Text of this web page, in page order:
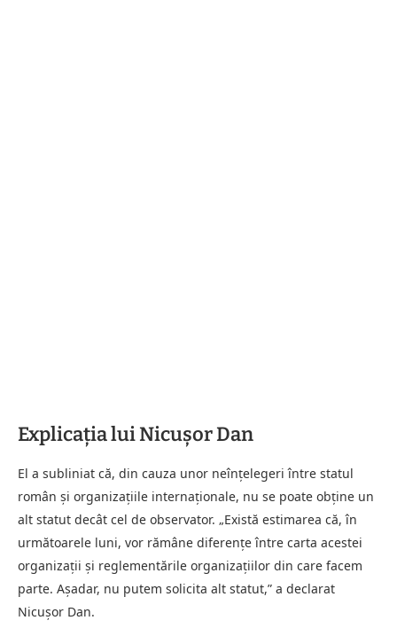
Explicația lui Nicușor Dan
El a subliniat că, din cauza unor neînțelegeri între statul
român și organizațiile internaționale, nu se poate obține un
alt statut decât cel de observator. „Există estimarea că, în
următoarele luni, vor rămâne diferențe între carta acestei
organizații și reglementările organizațiilor din care facem
parte. Așadar, nu putem solicita alt statut,” a declarat
Nicușor Dan.